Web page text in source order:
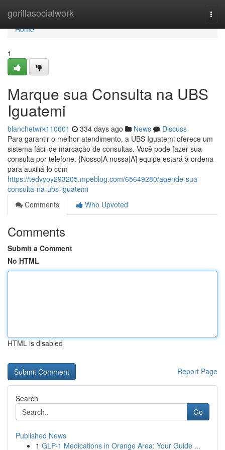
gorillasocialwork
Home
Home
1
Marque sua Consulta na UBS
Iguatemi
blanchetwrk110601 334 days ago News
Discuss
Para garantir o melhor atendimento, a UBS Iguatemi oferece um
sistema fácil de marcação de consultas. Você pode fazer sua
consulta por telefone. {Nosso|A nossa|A] equipe estará à ordena
para auxiliá-lo com
https://tedvyoy293205.mpeblog.com/65649280/agende-sua-
consulta-na-ubs-iguatemi
Comments
Who Upvoted
Comments
Submit a Comment
No HTML
HTML is disabled
Report Page
Search
Go
Published News
1 GLP-1 Medications in Orange Area: Your Guide ...